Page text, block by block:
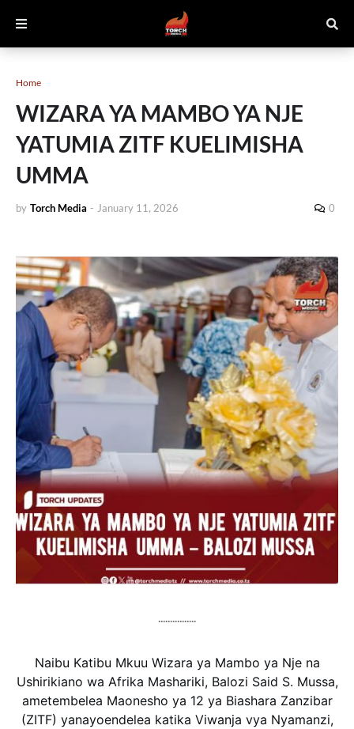
Home
WIZARA YA MAMBO YA NJE
YATUMIA ZITF KUELIMISHA
UMMA
by Torch Media - January 11, 2026 0
................
Naibu Katibu Mkuu Wizara ya Mambo ya Nje na
Ushirikiano wa Afrika Mashariki, Balozi Said S. Mussa,
ametembelea Maonesho ya 12 ya Biashara Zanzibar
(ZITF) yanayoendelea katika Viwanja vya Nyamanzi,